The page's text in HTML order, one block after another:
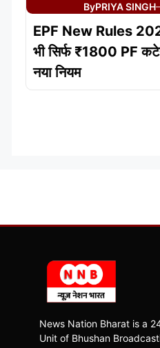
ByPRIYA SINGH
EPF New Rules
भी सिर्फ ₹1800 PF
नया नियम
News Nation Bharat is a
Unit of Bhushan